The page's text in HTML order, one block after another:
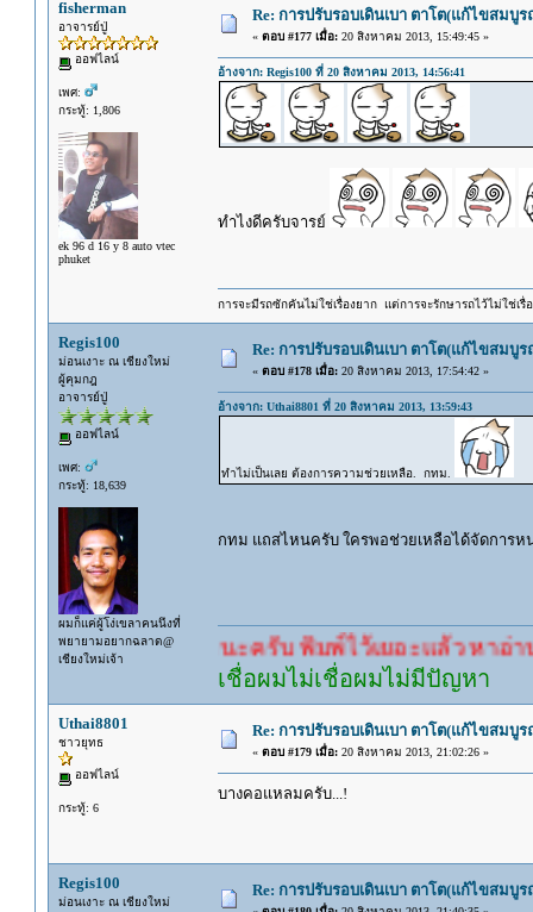
fisherman
อาจารย์ปู่
ออฟไลน์
เพศ:
กระทู้: 1,806
ek 96 d 16 y 8 auto vtec
phuket
Re: การปรับรอบเดินเบา ตาโต(แก้ไขสมบู
« ตอบ #177 เมื่อ:20 สิงหาคม 2013, 15:49:45 »
อ้างจาก: Regis100 ที่ 20 สิงหาคม 2013, 14:56:41
ทำไงดีครับจารย์
การจะมีรถซักคันไม่ใช่เรื่องยาก แต่การจะรักษารถไว้ไม่ใช่เรื่
Regis100
ม่อนเงาะ ณ เชียงใหม่
ผู้คุมกฎ
อาจารย์ปู่
ออฟไลน์
เพศ:
กระทู้: 18,639
ผมก็แค่ผู้โง่เขลาคนนึงที่
พยายามอยากฉลาด@
เชียงใหม่เจ้า
Re: การปรับรอบเดินเบา ตาโต(แก้ไขสมบู
« ตอบ #178 เมื่อ:20 สิงหาคม 2013, 17:54:42 »
อ้างจาก: Uthai8801 ที่ 20 สิงหาคม 2013, 13:59:43
ทำไม่เป็นเลย ต้องการความช่วยเหลือ. กทม.
กทม แถสไหนครับ ใครพอช่วยเหลือได้จัดการ
อคำตอบนะครับ พิมพ์ไว้เยอะแล้ว หาอ่านกันดู
เชื่อผมไม่เชื่อผมไม่มีปัญหา
Uthai8801
ชาวยุทธ
ออฟไลน์
กระทู้: 6
Re: การปรับรอบเดินเบา ตาโต(แก้ไขสมบู
« ตอบ #179 เมื่อ:20 สิงหาคม 2013, 21:02:26 »
บางคอแหลมครับ...!
Regis100
ม่อนเงาะ ณ เชียงใหม่
Re: การปรับรอบเดินเบา ตาโต(แก้ไขสมบู